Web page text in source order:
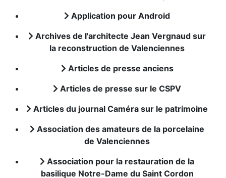
Application pour Android
Archives de l'architecte Jean Vergnaud sur
la reconstruction de Valenciennes
Articles de presse anciens
Articles de presse sur le CSPV
Articles du journal Caméra sur le patrimoine
Association des amateurs de la porcelaine
de Valenciennes
Association pour la restauration de la
basilique Notre-Dame du Saint Cordon